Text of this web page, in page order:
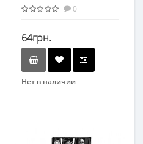
910398
0
64грн.
Нет в наличии
Развивающие